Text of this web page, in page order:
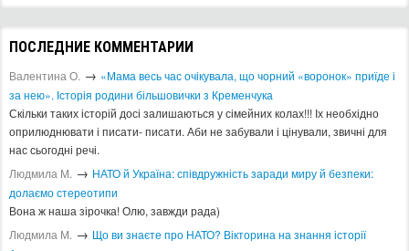
ПОСЛЕДНИЕ КОММЕНТАРИИ
Валентина О. → «Мама весь час очікувала, що чорний «воронок» приїде і
за нею». Історія родини більшовички з Кременчука
Скільки таких історій досі залишаються у сімейних колах!!! Іх необхідно
оприлюднювати і писати- писати. Аби не забували і цінували, звичні для
нас сьогодні речі.
Людмила М. → ​НАТО й Україна: співдружність заради миру й безпеки:
долаємо стереотипи
Вона ж наша зірочка! Олю, завжди рада)
Людмила М. → Що ви знаєте про НАТО? Вікторина на знання історії